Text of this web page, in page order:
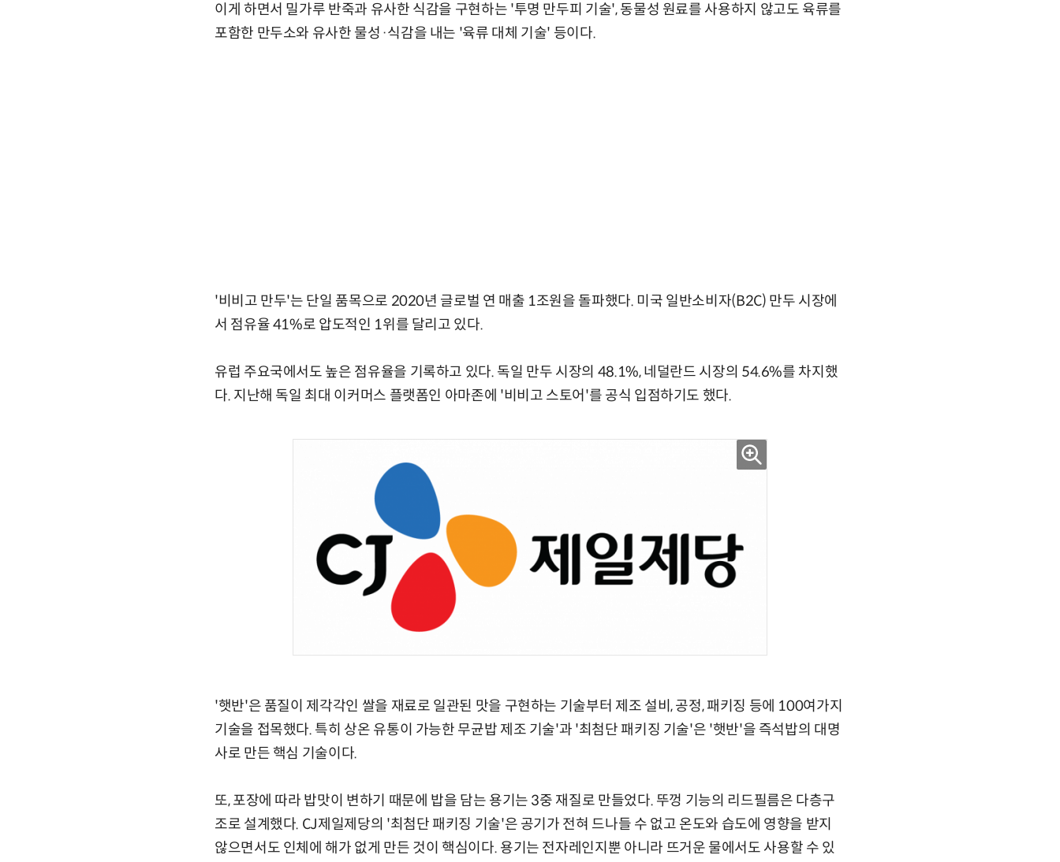
이게 하면서 밀가루 반죽과 유사한 식감을 구현하는 '투명 만두피 기술', 동물성 원료를 사용하지 않고도 육류를
포함한 만두소와 유사한 물성·식감을 내는 '육류 대체 기술' 등이다.
'비비고 만두'는 단일 품목으로 2020년 글로벌 연 매출 1조원을 돌파했다. 미국 일반소비자(B2C) 만두 시장에
서 점유율 41%로 압도적인 1위를 달리고 있다.
유럽 주요국에서도 높은 점유율을 기록하고 있다. 독일 만두 시장의 48.1%, 네덜란드 시장의 54.6%를 차지했
다. 지난해 독일 최대 이커머스 플랫폼인 아마존에 '비비고 스토어'를 공식 입점하기도 했다.
'햇반'은 품질이 제각각인 쌀을 재료로 일관된 맛을 구현하는 기술부터 제조 설비, 공정, 패키징 등에 100여가지
기술을 접목했다. 특히 상온 유통이 가능한 무균밥 제조 기술'과 '최첨단 패키징 기술'은 '햇반'을 즉석밥의 대명
사로 만든 핵심 기술이다.
또, 포장에 따라 밥맛이 변하기 때문에 밥을 담는 용기는 3중 재질로 만들었다. 뚜껑 기능의 리드필름은 다층구
조로 설계했다. CJ제일제당의 '최첨단 패키징 기술'은 공기가 전혀 드나들 수 없고 온도와 습도에 영향을 받지
않으면서도 인체에 해가 없게 만든 것이 핵심이다. 용기는 전자레인지뿐 아니라 뜨거운 물에서도 사용할 수 있